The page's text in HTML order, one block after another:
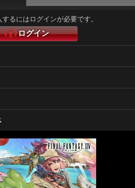
るにはログインが必要です。
ログイン